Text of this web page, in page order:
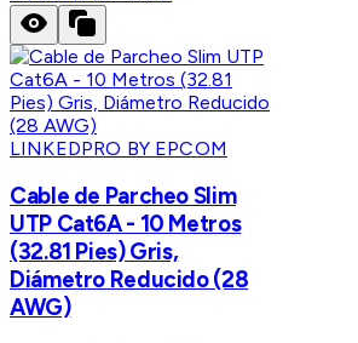
LINKEDPRO BY EPCOM
Cable de Parcheo Slim
UTP Cat6A - 10 Metros
(32.81 Pies) Gris,
Diámetro Reducido (28
AWG)